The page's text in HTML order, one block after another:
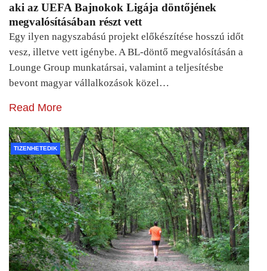
aki az UEFA Bajnokok Ligája döntőjének
megvalósításában részt vett
Egy ilyen nagyszabású projekt előkészítése hosszú időt
vesz, illetve vett igénybe. A BL-döntő megvalósításán a
Lounge Group munkatársai, valamint a teljesítésbe
bevont magyar vállalkozások közel…
Read More
TIZENHETEDIK